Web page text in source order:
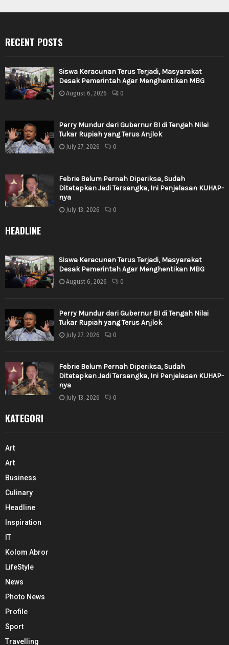
RECENT POSTS
Siswa Keracunan Terus Terjadi, Masyarakat
Desak Pemerintah Agar Menghentikan MBG
August 6, 2026 0
Perry Mundur dari Gubernur BI di Tengah Nilai
Tukar Rupiah yang Terus Anjlok
July 27, 2026 0
Febrie Belum Pernah Diperiksa, Sudah
Ditetapkan Jadi Tersangka, Ini Penjelasan KUHAP-
nya
July 13, 2026 0
HEADLINE
Siswa Keracunan Terus Terjadi, Masyarakat
Desak Pemerintah Agar Menghentikan MBG
August 6, 2026 0
Perry Mundur dari Gubernur BI di Tengah Nilai
Tukar Rupiah yang Terus Anjlok
July 27, 2026 0
Febrie Belum Pernah Diperiksa, Sudah
Ditetapkan Jadi Tersangka, Ini Penjelasan KUHAP-
nya
July 13, 2026 0
KATEGORI
Art
Art
Business
Culinary
Headline
Inspiration
IT
Kolom Abror
LifeStyle
News
Photo News
Profile
Sport
Travelling